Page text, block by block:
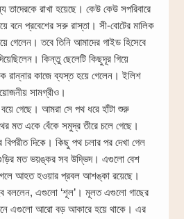
তাদেরকে রাখা হয়েছে। কেউ কেউ সপরিবারে
বনে প্রবেশের সরু রাস্তা। সী-বোটের মালিক
গেলেন। তবে তিনি আমাদের গাইড হিসেবে
কিন্তু ছেলেটি কিছুদূর গিয়ে
রান্নার কাজে ব্যস্ত হয়ে গেলেন। ইলিশ
সামগ্রীও।
গেছে। আমরা সে পথ ধরে হাঁটা শুরু
মত একে বেঁকে সমুদ্র তীরে চলে গেছে।
বিপরীত দিকে। কিছু পথ চলার পর দেখা গেল
মত ভয়ঙ্কর সব উদ্ভিদ। এগুলো বেশ
আহত হওয়ার প্রবল আশঙ্কা রয়েছে।
বললেন, এগুলো ‘শূল’। মূলত এগুলো গাছের
এগুলো আরো বড় আকারে হয়ে থাকে। এর